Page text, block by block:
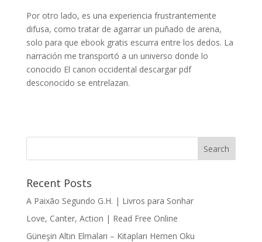
Por otro lado, es una experiencia frustrantemente
difusa, como tratar de agarrar un puñado de arena,
solo para que ebook gratis escurra entre los dedos. La
narración me transportó a un universo donde lo
conocido El canon occidental descargar pdf
desconocido se entrelazan.
Recent Posts
A Paixão Segundo G.H. | Livros para Sonhar
Love, Canter, Action | Read Free Online
Güneşin Altın Elmaları – Kitapları Hemen Oku